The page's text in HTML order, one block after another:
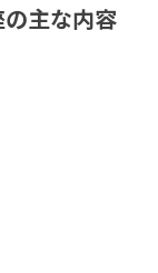
主な内容